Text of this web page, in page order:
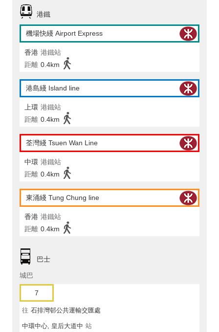
港鐵
機場快綫 Airport Express
香港 港鐵站
距離 0.4km
港島綫 Island line
上環 港鐵站
距離 0.4km
荃灣綫 Tsuen Wan Line
中環 港鐵站
距離 0.4km
東涌綫 Tung Chung line
香港 港鐵站
距離 0.4km
巴士
城巴
7
往 石排灣邨公共運輸交匯處
中環中心, 皇后大道中 站